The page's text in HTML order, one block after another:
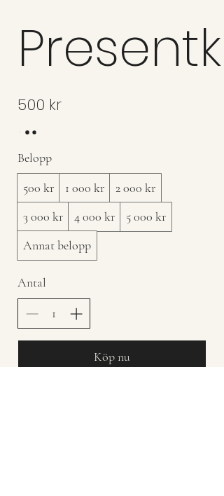
500 kr
Belopp
500 kr
1 000 kr
2 000 kr
3 000 kr
4 000 kr
5 000 kr
Annat belopp
Antal
Köp nu